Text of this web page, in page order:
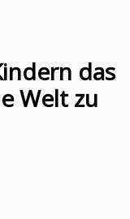
das
Welt zu